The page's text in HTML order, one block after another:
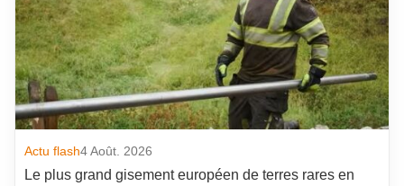
Actu flash4 Août. 2026
Le plus grand gisement européen de terres rares en